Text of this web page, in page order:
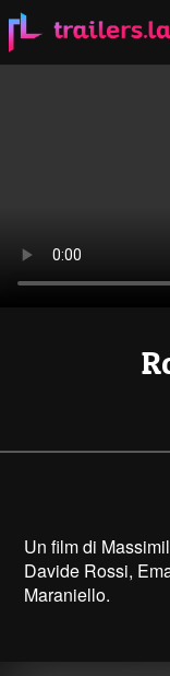
Un film di
Davide Rossi,
Maraniello.